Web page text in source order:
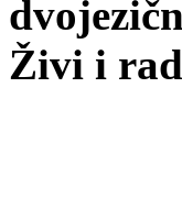
Živi i